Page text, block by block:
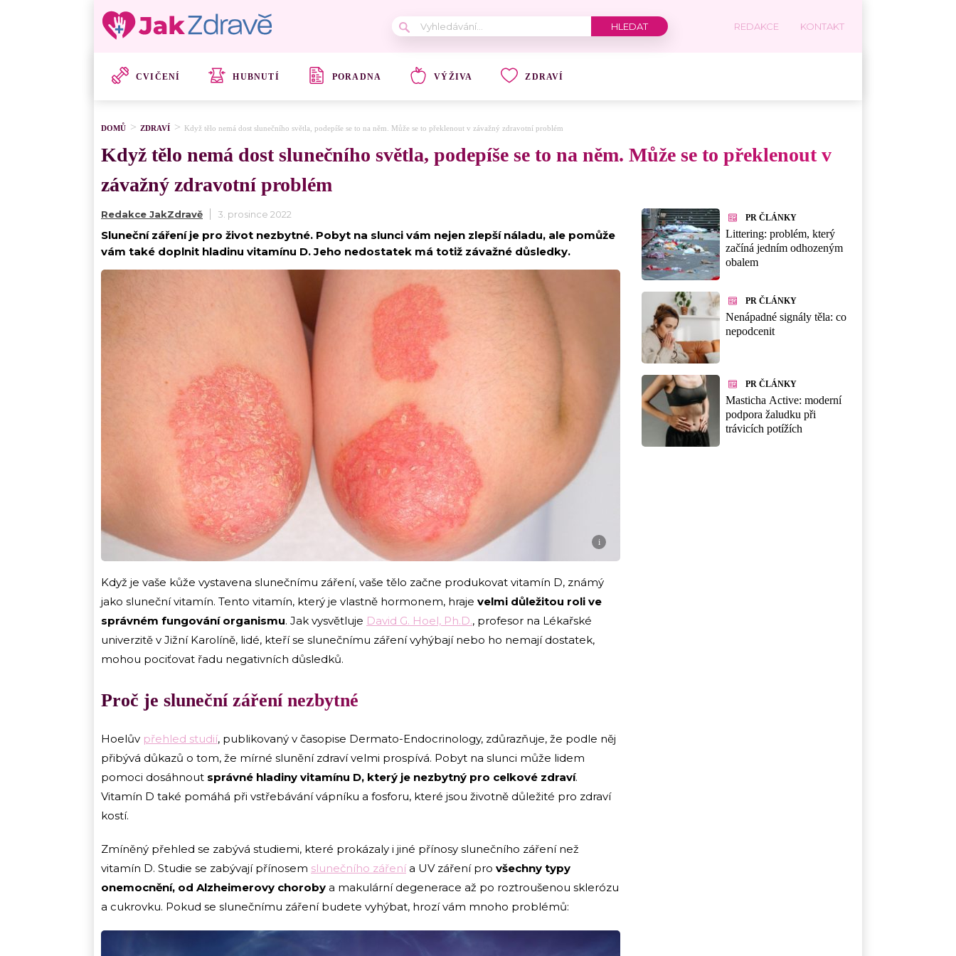
REDAKCE KONTAKT
CVIČENÍ HUBNUTÍ PORADNA VÝŽIVA ZDRAVÍ
DOMŮ ZDRAVÍ Když tělo nemá dost slunečního světla, podepíše se to na něm. Může se to překlenout v závažný zdravotní problém
Když tělo nemá dost slunečního světla, podepíše se to na něm. Může se to překlenout v
závažný zdravotní problém
Redakce JakZdravě 3. prosince 2022
Sluneční záření je pro život nezbytné. Pobyt na slunci vám nejen zlepší náladu, ale pomůže
vám také doplnit hladinu vitamínu D. Jeho nedostatek má totiž závažné důsledky.
i
Když je vaše kůže vystavena slunečnímu záření, vaše tělo začne produkovat vitamín D, známý
jako sluneční vitamín. Tento vitamín, který je vlastně hormonem, hraje velmi důležitou roli ve
správném fungování organismu. Jak vysvětluje David G. Hoel, Ph.D., profesor na Lékařské
univerzitě v Jižní Karolíně, lidé, kteří se slunečnímu záření vyhýbají nebo ho nemají dostatek,
mohou pociťovat řadu negativních důsledků.
Proč je sluneční záření nezbytné
Hoelův přehled studií, publikovaný v časopise Dermato-Endocrinology, zdůrazňuje, že podle něj
přibývá důkazů o tom, že mírné slunění zdraví velmi prospívá. Pobyt na slunci může lidem
pomoci dosáhnout správné hladiny vitamínu D, který je nezbytný pro celkové zdraví.
Vitamín D také pomáhá při vstřebávání vápníku a fosforu, které jsou životně důležité pro zdraví
kostí.
Zmíněný přehled se zabývá studiemi, které prokázaly i jiné přínosy slunečního záření než
vitamín D. Studie se zabývají přínosem slunečního zářenía UV záření pro všechny typy
onemocnění, od Alzheimerovy choroby a makulární degenerace až po roztroušenou sklerózu
a cukrovku. Pokud se slunečnímu záření budete vyhýbat, hrozí vám mnoho problémů:
PR ČLÁNKY
Littering: problém, který
začíná jedním odhozeným
obalem
PR ČLÁNKY
Nenápadné signály těla: co
nepodcenit
PR ČLÁNKY
Masticha Active: moderní
podpora žaludku při
trávicích potížích